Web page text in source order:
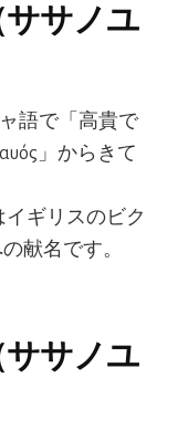
サノユ
語で「高貴で
」からきて
イギリスのビク
の献名です。
サノユ